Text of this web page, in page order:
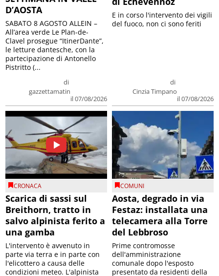
D’AOSTA
di
gazzettamatin
il 07/08/2026
SABATO 8 AGOSTO ALLEIN –
All’area verde Le Plan-de-
Clavel prosegue “ItinerDante”,
le letture dantesche, con la
partecipazione di Antonello
Pistritto (...
di
Cinzia Timpano
il 07/08/2026
E in corso l'intervento dei vigili
del fuoco, non ci sono feriti
CRONACA
Scarica di sassi sul
Breithorn, tratto in
salvo alpinista ferito a
una gamba
L'intervento è avvenuto in
parte via terra e in parte con
l'elicottero a causa delle
condizioni meteo. L'alpinista
COMUNI
Aosta, degrado in via
Festaz: installata una
telecamera alla Torre
del Lebbroso
Prime contromosse
dell'amministrazione
comunale dopo l'esposto
presentato da residenti della